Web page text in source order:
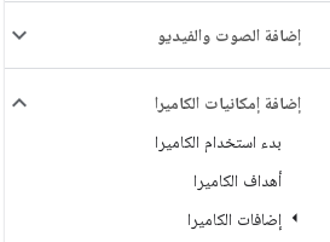
إضافة الصوت والفيديو
إضافة إمكانيات الكاميرا
بدء استخدام الكاميرا
أهداف الكاميرا
إضافات الكاميرا